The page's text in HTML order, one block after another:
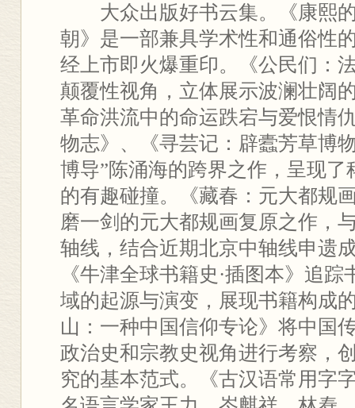
大众出版好书云集。《康熙的
朝》是一部兼具学术性和通俗性
经上市即火爆重印。《公民们：
颠覆性视角，立体展示波澜壮阔
革命洪流中的命运跌宕与爱恨情
物志》、《寻芸记：辟蠹芳草博
博导”陈涌海的跨界之作，呈现
的有趣碰撞。《藏春：元大都规
磨一剑的元大都规画复原之作，
轴线，结合近期北京中轴线申遗
《牛津全球书籍史·插图本》追
域的起源与演变，展现书籍构成
山：一种中国信仰专论》将中国
政治史和宗教史视角进行考察，
究的基本范式。《古汉语常用字